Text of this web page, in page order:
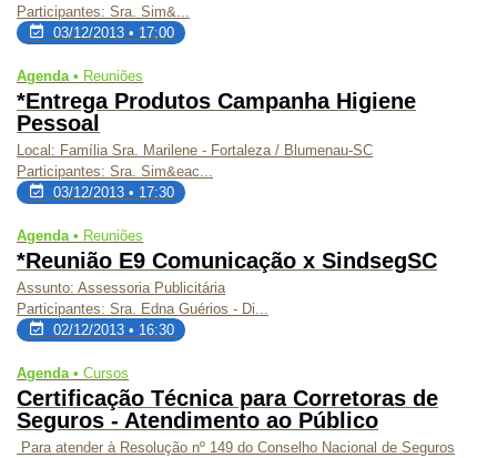
Participantes: Sra. Sim&...
03/12/2013 • 17:00
Agenda • Reuniões
*Entrega Produtos Campanha Higiene
Pessoal
Local: Família Sra. Marilene - Fortaleza / Blumenau-SC
Participantes: Sra. Sim&eac...
03/12/2013 • 17:30
Agenda • Reuniões
*Reunião E9 Comunicação x SindsegSC
Assunto: Assessoria Publicitária
Participantes: Sra. Edna Guérios - Di...
02/12/2013 • 16:30
Agenda •Cursos
Certificação Técnica para Corretoras de
Seguros - Atendimento ao Público
Para atender à Resolução nº 149 do Conselho Nacional de Seguros